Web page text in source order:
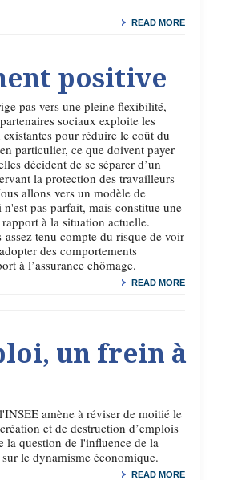
READ MORE
positive
pas vers une pleine flexibilité,
sociaux exploite les
pour réduire le coût du
particulier, ce que doivent payer
décident de se séparer d’un
la protection des travailleurs
allons vers un modèle de
pas parfait, mais constitue une
à la situation actuelle.
assez tenu compte du risque de voir
des comportements
à l’assurance chômage.
READ MORE
un frein à
amène à réviser de moitié le
et de destruction d’emplois
la question de l'influence de la
le dynamisme économique.
READ MORE